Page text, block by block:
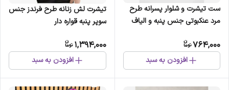
ست تیشرت و شلوار پسرانه طرح
مرد عنکبوتی جنس پنبه و الیاف
764,000
افزودن به سبد
تیشرت لش زنانه طرح فرندز جنس
سوپر پنبه قواره دار
1,394,000
افزودن به سبد